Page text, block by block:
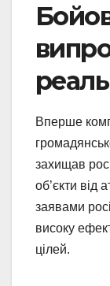
Вперше
захищав
об’єкти від
заявами
високу
цілей.